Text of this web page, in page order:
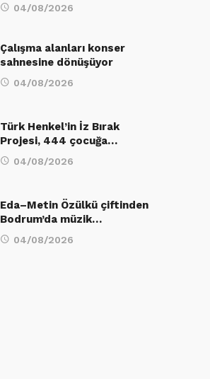
04/08/2026
Çalışma alanları konser
sahnesine dönüşüyor
04/08/2026
Türk Henkel’in İz Bırak
Projesi, 444 çocuğa…
04/08/2026
Eda–Metin Özülkü çiftinden
Bodrum’da müzik…
04/08/2026